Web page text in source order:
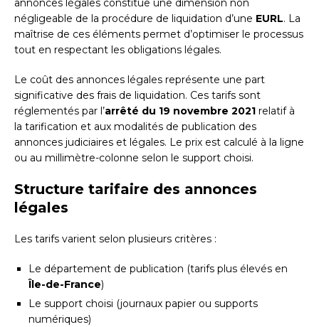
annonces légales constitue une dimension non
négligeable de la procédure de liquidation d’une EURL. La
maîtrise de ces éléments permet d’optimiser le processus
tout en respectant les obligations légales.
Le coût des annonces légales représente une part
significative des frais de liquidation. Ces tarifs sont
réglementés par l’arrêté du 19 novembre 2021 relatif à
la tarification et aux modalités de publication des
annonces judiciaires et légales. Le prix est calculé à la ligne
ou au millimètre-colonne selon le support choisi.
Structure tarifaire des annonces
légales
Les tarifs varient selon plusieurs critères :
Le département de publication (tarifs plus élevés en
Île-de-France)
Le support choisi (journaux papier ou supports
numériques)